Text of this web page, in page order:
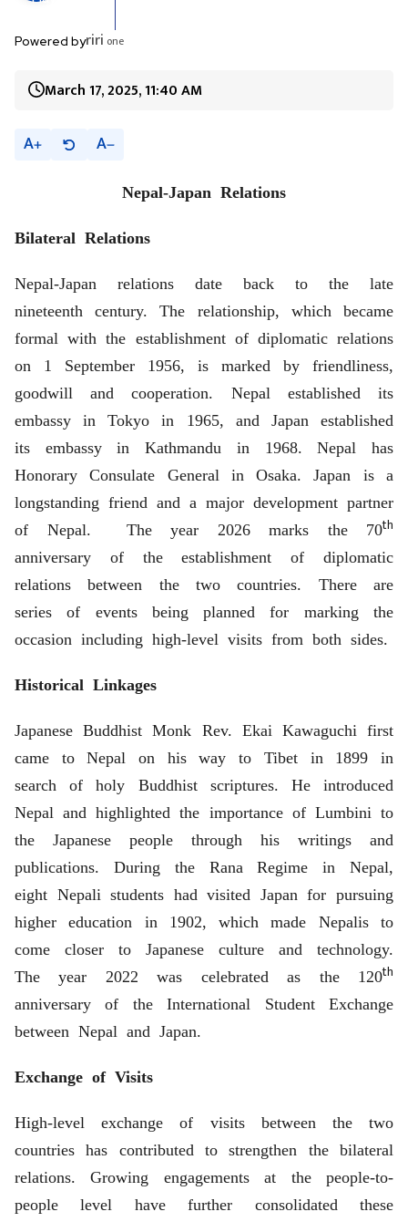
Powered byriri one
March 17, 2025, 11:40 AM
A A
Nepal-Japan Relations
Bilateral Relations
Nepal-Japan relations date back to the late
nineteenth century. The relationship, which became
formal with the establishment of diplomatic relations
on 1 September 1956, is marked by friendliness,
goodwill and cooperation. Nepal established its
embassy in Tokyo in 1965, and Japan established
its embassy in Kathmandu in 1968. Nepal has
Honorary Consulate General in Osaka. Japan is a
longstanding friend and a major development partner
of Nepal.
The year 2026 marks the 70th
anniversary of the establishment of diplomatic
relations between the two countries. There are
series of events being planned for marking the
occasion including high-level visits from both sides.
Historical Linkages
Japanese Buddhist Monk Rev. Ekai Kawaguchi first
came to Nepal on his way to Tibet in 1899 in
search of holy Buddhist scriptures. He introduced
Nepal and highlighted the importance of Lumbini to
the Japanese people through his writings and
publications. During the Rana Regime in Nepal,
eight Nepali students had visited Japan for pursuing
higher education in 1902, which made Nepalis to
come closer to Japanese culture and technology.
The year 2022 was celebrated as the 120th
anniversary of the International Student Exchange
between Nepal and Japan.
Exchange of Visits
High-level exchange of visits between the two
countries has contributed to strengthen the bilateral
relations. Growing engagements at the people-to-
people level have further consolidated these